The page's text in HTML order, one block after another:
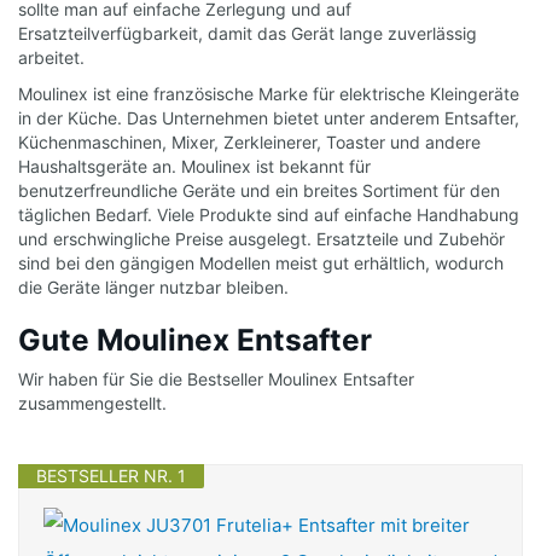
sollte man auf einfache Zerlegung und auf
Ersatzteilverfügbarkeit, damit das Gerät lange zuverlässig
arbeitet.
Moulinex ist eine französische Marke für elektrische Kleingeräte
in der Küche. Das Unternehmen bietet unter anderem Entsafter,
Küchenmaschinen, Mixer, Zerkleinerer, Toaster und andere
Haushaltsgeräte an. Moulinex ist bekannt für
benutzerfreundliche Geräte und ein breites Sortiment für den
täglichen Bedarf. Viele Produkte sind auf einfache Handhabung
und erschwingliche Preise ausgelegt. Ersatzteile und Zubehör
sind bei den gängigen Modellen meist gut erhältlich, wodurch
die Geräte länger nutzbar bleiben.
Gute Moulinex Entsafter
Wir haben für Sie die Bestseller Moulinex Entsafter
zusammengestellt.
BESTSELLER NR. 1